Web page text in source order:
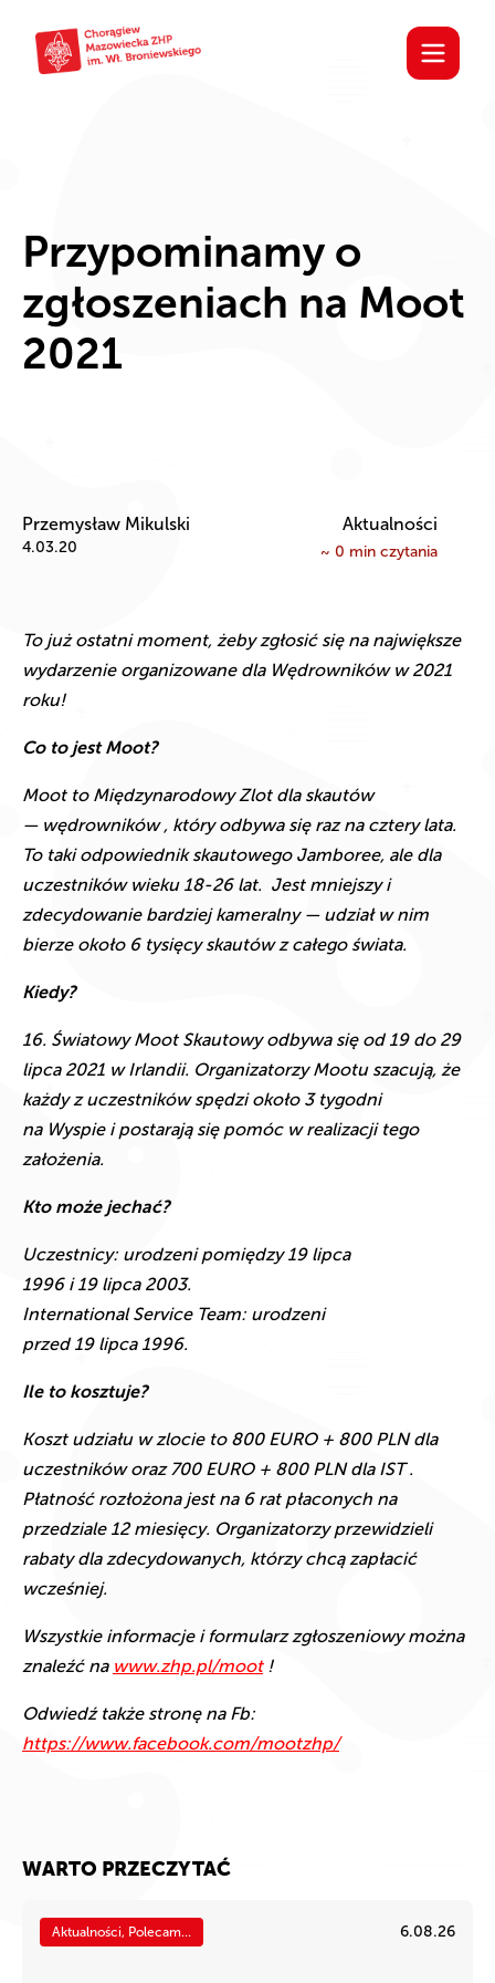
Przypominamy o
zgłoszeniach na Moot
2021
Przemysław Mikulski
4.03.20
Aktualności
~ 0 min czytania
To już ostatni moment, żeby zgłosić się na największe
wydarzenie organizowane dla Wędrowników w 2021
roku!
Co to jest Moot?
Moot to Międzynarodowy Zlot dla skautów
— wędrowników , który odbywa się raz na cztery lata.
To taki odpowiednik skautowego Jamboree, ale dla
uczestników wieku 18-26 lat. Jest mniejszy i
zdecydowanie bardziej kameralny — udział w nim
bierze około 6 tysięcy skautów z całego świata.
Kiedy?
16. Światowy Moot Skautowy odbywa się od 19 do 29
lipca 2021 w Irlandii. Organizatorzy Mootu szacują, że
każdy z uczestników spędzi około 3 tygodni
na Wyspie i postarają się pomóc w realizacji tego
założenia.
Kto może jechać?
Uczestnicy: urodzeni pomiędzy 19 lipca
1996 i 19 lipca 2003.
International Service Team: urodzeni
przed 19 lipca 1996.
Ile to kosztuje?
Koszt udziału w zlocie to 800 EURO + 800 PLN dla
uczestników oraz 700 EURO + 800 PLN dla IST .
Płatność rozłożona jest na 6 rat płaconych na
przedziale 12 miesięcy. Organizatorzy przewidzieli
rabaty dla zdecydowanych, którzy chcą zapłacić
wcześniej.
Wszystkie informacje i formularz zgłoszeniowy można
znaleźć na www.zhp.pl/moot ​!
Odwiedź także stronę na Fb:
https://www.facebook.com/mootzhp/
WARTO PRZECZYTAĆ
Aktualności, Polecam... 6.08.26